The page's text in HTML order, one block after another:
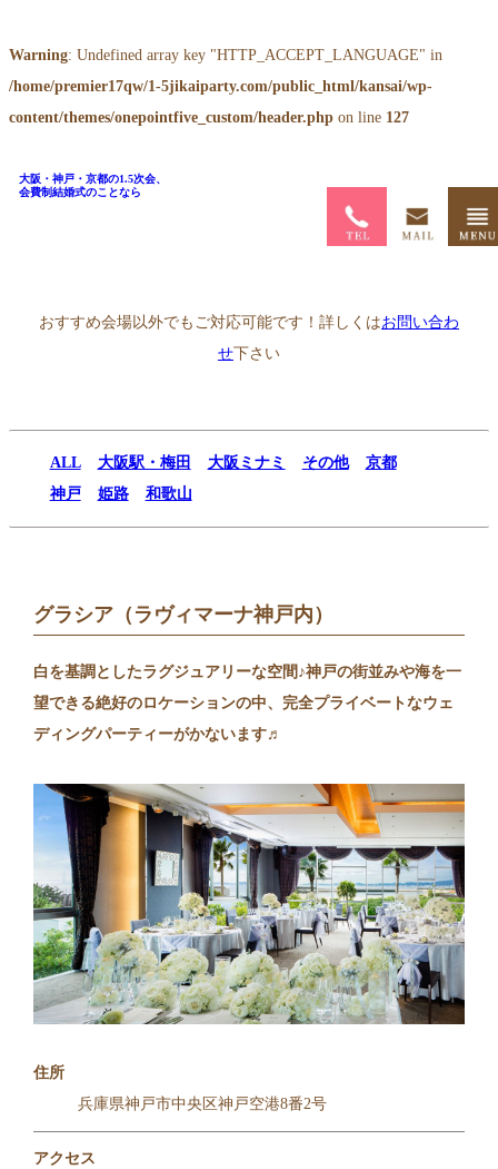
Warning: Undefined array key "HTTP_ACCEPT_LANGUAGE" in
/home/premier17qw/1-5jikaiparty.com/public_html/kansai/wp-
content/themes/onepointfive_custom/header.php on line 127
大阪・神戸・京都の1.5次会、
会費制結婚式のことなら
おすすめ会場以外でもご対応可能です！詳しくはお問い合わ
せ下さい
ALL 大阪駅・梅田 大阪ミナミ その他
京都
神戸
姫路 和歌山
グラシア（ラヴィマーナ神戸内）
白を基調としたラグジュアリーな空間♪神戸の街並みや海を一
望できる絶好のロケーションの中、完全プライベートなウェ
ディングパーティーがかないます♬
住所
兵庫県神戸市中央区神戸空港8番2号
アクセス